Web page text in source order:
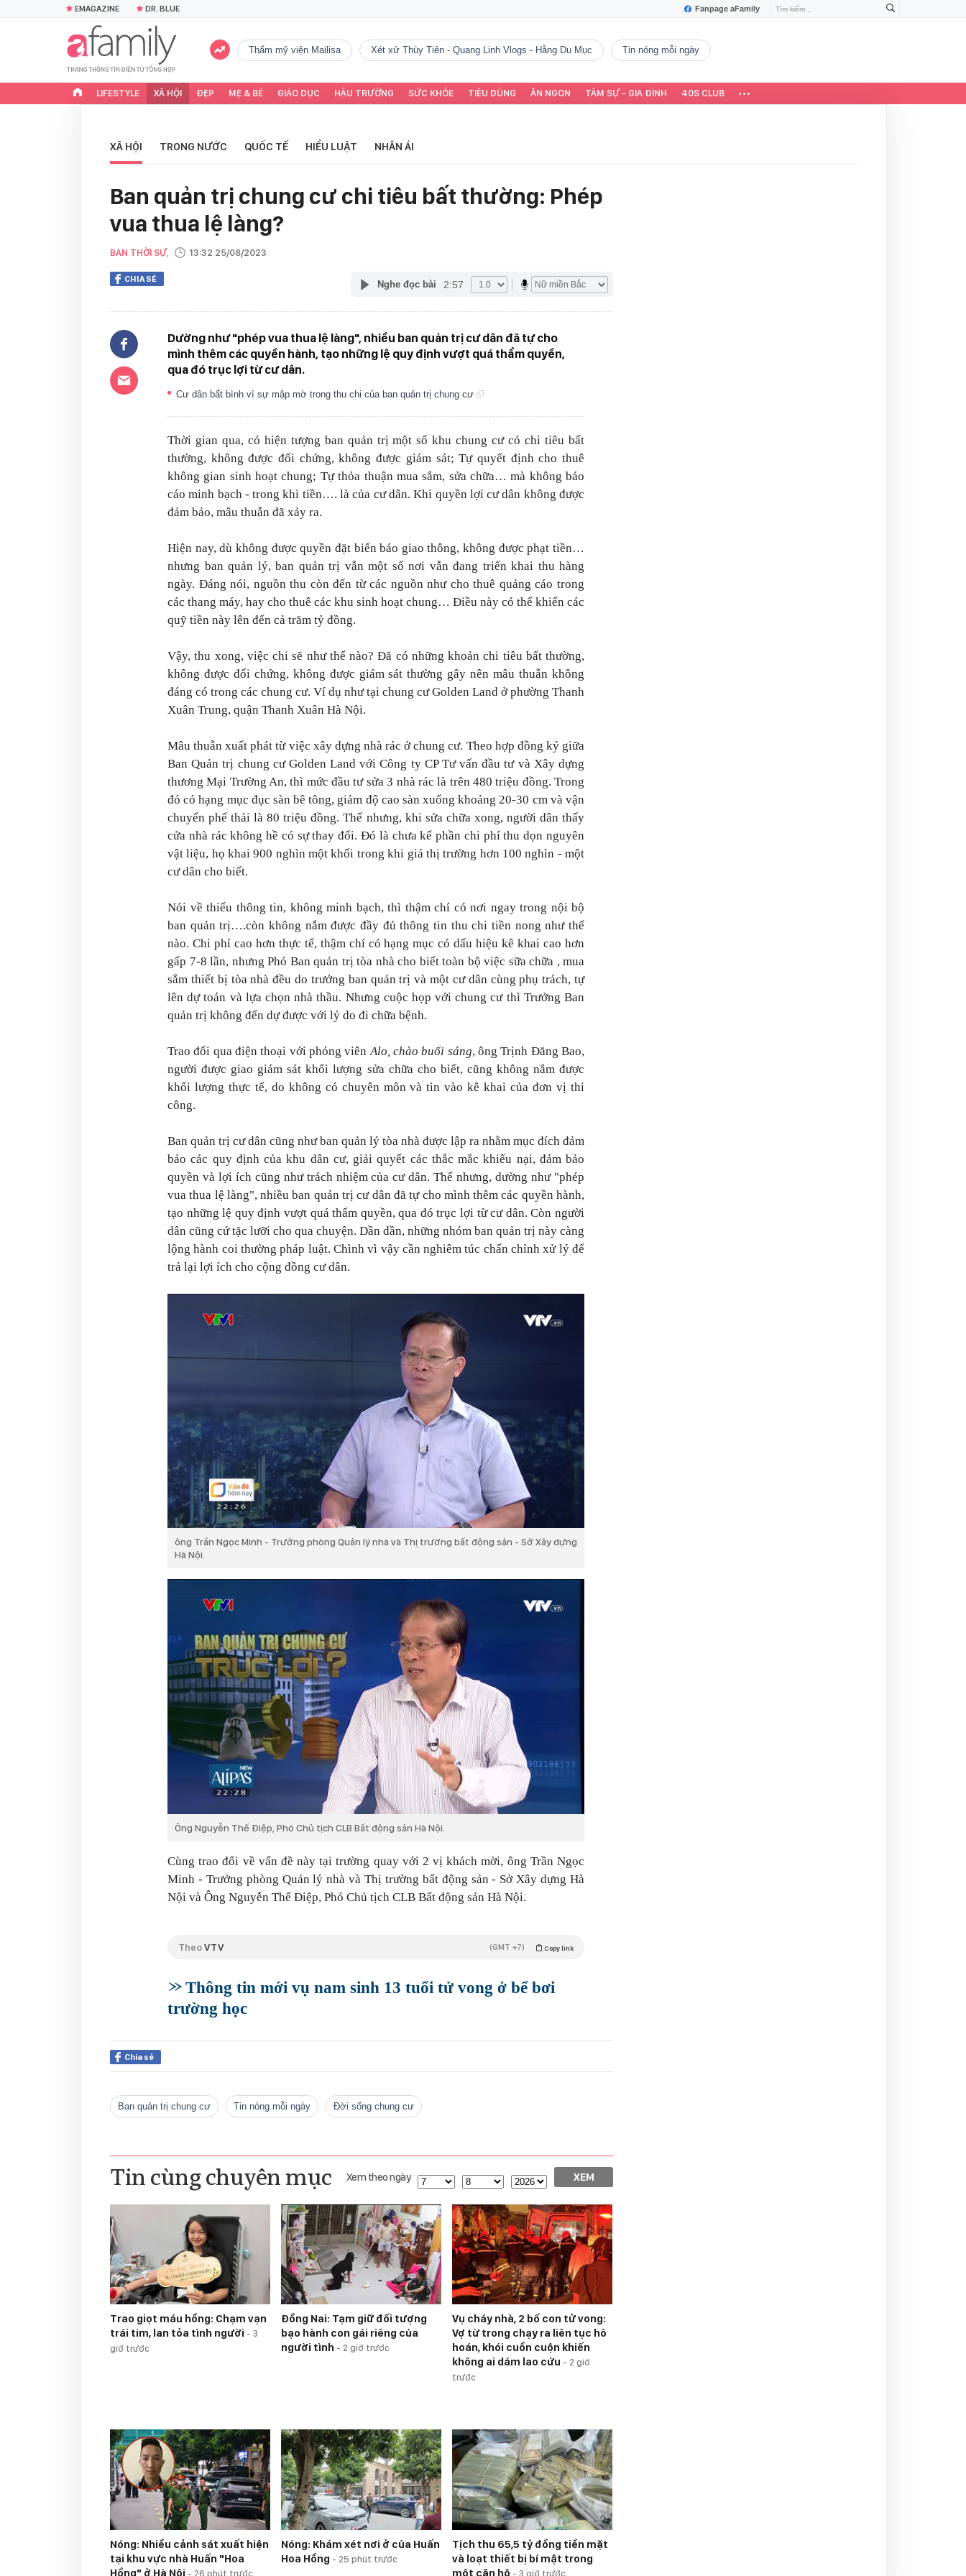
Fanpage aFamily
EMAGAZINE DR. BLUE
Thẩm mỹ viện Mailisa Xét xử Thùy Tiên - Quang Linh Vlogs - Hằng Du Mục tin nóng mỗi ngày
LIFESTYLE XÃ HỘI ĐẸP MẸ & BÉ GIÁO DỤC HẬU TRƯỜNG SỨC KHỎE TIÊU DÙNG ĂN NGON TÂM SỰ - GIA ĐÌNH 40S CLUB
XÃ HỘI TRONG NƯỚC QUỐC TẾ HIỂU LUẬT NHÂN ÁI
Ban quản trị chung cư chi tiêu bất thường: Phép
vua thua lệ làng?
BAN THỜI SỰ, 13:32 25/08/2023
CHIA SẺ Nghe đọc bài 2:57
Dường như "phép vua thua lệ làng", nhiều ban quản trị cư dân đã tự cho
mình thêm các quyền hành, tạo những lệ quy định vượt quá thẩm quyền,
qua đó trục lợi từ cư dân.
Cư dân bất bình vì sự mập mờ trong thu chi của ban quản trị chung cư
Thời gian qua, có hiện tượng ban quản trị một số khu chung cư có chi tiêu bất
thường, không được đối chứng, không được giám sát; Tự quyết định cho thuê
không gian sinh hoạt chung; Tự thỏa thuận mua sắm, sửa chữa… mà không báo
cáo minh bạch - trong khi tiền…. là của cư dân. Khi quyền lợi cư dân không được
đảm bảo, mâu thuẫn đã xảy ra.
Hiện nay, dù không được quyền đặt biển báo giao thông, không được phạt tiền…
nhưng ban quản lý, ban quản trị vẫn một số nơi vẫn đang triển khai thu hàng
ngày. Đáng nói, nguồn thu còn đến từ các nguồn như cho thuê quảng cáo trong
các thang máy, hay cho thuê các khu sinh hoạt chung… Điều này có thể khiến các
quỹ tiền này lên đến cả trăm tỷ đồng.
Vậy, thu xong, việc chi sẽ như thế nào? Đã có những khoản chi tiêu bất thường,
không được đối chứng, không được giám sát thường gây nên mâu thuẫn không
đáng có trong các chung cư. Ví dụ như tại chung cư Golden Land ở phường Thanh
Xuân Trung, quận Thanh Xuân Hà Nội.
Mâu thuẫn xuất phát từ việc xây dựng nhà rác ở chung cư. Theo hợp đồng ký giữa
Ban Quản trị chung cư Golden Land với Công ty CP Tư vấn đầu tư và Xây dựng
thương Mại Trường An, thì mức đầu tư sửa 3 nhà rác là trên 480 triệu đồng. Trong
đó có hạng mục đục sàn bê tông, giảm độ cao sàn xuống khoảng 20-30 cm và vận
chuyển phế thải là 80 triệu đồng. Thế nhưng, khi sửa chữa xong, người dân thấy
cửa nhà rác không hề có sự thay đổi. Đó là chưa kể phần chi phí thu dọn nguyên
vật liệu, họ khai 900 nghìn một khối trong khi giá thị trường hơn 100 nghìn - một
cư dân cho biết.
Nói về thiếu thông tin, không minh bạch, thì thậm chí có nơi ngay trong nội bộ
ban quản trị….còn không nắm được đầy đủ thông tin thu chi tiền nong như thế
nào. Chi phí cao hơn thực tế, thậm chí có hạng mục có dấu hiệu kê khai cao hơn
gấp 7-8 lần, nhưng Phó Ban quản trị tòa nhà cho biết toàn bộ việc sữa chữa , mua
sắm thiết bị tòa nhà đều do trưởng ban quản trị và một cư dân cùng phụ trách, tự
lên dự toán và lựa chọn nhà thầu. Nhưng cuộc họp với chung cư thì Trưởng Ban
quản trị không đến dự được với lý do đi chữa bệnh.
Trao đổi qua điện thoại với phóng viênAlo, chào buổi sáng, ông Trịnh Đăng Bao,
người được giao giám sát khối lượng sửa chữa cho biết, cũng không nắm được
khối lượng thực tế, do không có chuyên môn và tin vào kê khai của đơn vị thi
công.
Ban quản trị cư dân cũng như ban quản lý tòa nhà được lập ra nhằm mục đích đảm
bảo các quy định của khu dân cư, giải quyết các thắc mắc khiếu nại, đảm bảo
quyền và lợi ích cũng như trách nhiệm của cư dân. Thế nhưng, dường như "phép
vua thua lệ làng", nhiều ban quản trị cư dân đã tự cho mình thêm các quyền hành,
tạo những lệ quy định vượt quá thẩm quyền, qua đó trục lợi từ cư dân. Còn người
dân cũng cứ tặc lưỡi cho qua chuyện. Dần dần, những nhóm ban quản trị này càng
lộng hành coi thường pháp luật. Chình vì vậy cần nghiêm túc chấn chỉnh xử lý để
trả lại lợi ích cho cộng đồng cư dân.
ông Trần Ngọc Minh - Trưởng phòng Quản lý nhà và Thị trường bất động sản - Sở Xây dựng
Hà Nội.
Ông Nguyễn Thế Điệp, Phó Chủ tịch CLB Bất động sản Hà Nội.
Cùng trao đổi về vấn đề này tại trường quay với 2 vị khách mời, ông Trần Ngọc
Minh - Trưởng phòng Quản lý nhà và Thị trường bất động sản - Sở Xây dựng Hà
Nội và Ông Nguyễn Thế Điệp, Phó Chủ tịch CLB Bất động sản Hà Nội.
TheoVTV Copy link
(GMT +7)
Thông tin mới vụ nam sinh 13 tuổi tử vong ở bể bơi
trường học
Chia sẻ
ban quản trị chung cư tin nóng mỗi ngày Đời sống chung cư
Tin cùng chuyên mục Xem theo ngày XEM
Trao giọt máu hồng: Chạm vạn
trái tim, lan tỏa tình người - 3
giờ trước
Đồng Nai: Tạm giữ đối tượng
bạo hành con gái riêng của
người tình - 2 giờ trước
Vụ cháy nhà, 2 bố con tử vong:
Vợ từ trong chạy ra liên tục hô
hoán, khói cuồn cuộn khiến
không ai dám lao cứu - 2 giờ
trước
Nóng: Nhiều cảnh sát xuất hiện
tại khu vực nhà Huấn "Hoa
- 26 phút trước
Nóng: Khám xét nơi ở của Huấn
Hoa Hồng - 25 phút trước
Tịch thu 65,5 tỷ đồng tiền mặt
và loạt thiết bị bí mật trong
- 3 giờ trước